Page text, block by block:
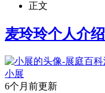
正文
麦玲玲个人介绍
小展
6个月前更新